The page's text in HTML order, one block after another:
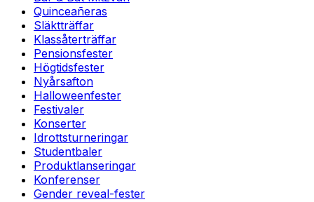
Quinceañeras
Släktträffar
Klassåterträffar
Pensionsfester
Högtidsfester
Nyårsafton
Halloweenfester
Festivaler
Konserter
Idrottsturneringar
Studentbaler
Produktlanseringar
Konferenser
Gender reveal-fester